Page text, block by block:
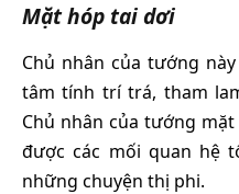
Mặt hóp tai dơi
Chủ nhân của tướng
tâm tính trí trá, tham
Chủ nhân của tướng
được các mối quan hệ
những chuyện thị phi.